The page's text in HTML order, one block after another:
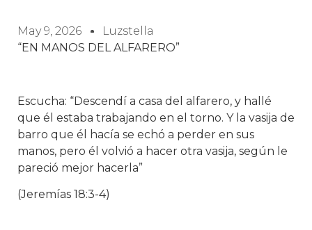
May 9, 2026
Luzstella
“EN MANOS DEL ALFARERO”
Escucha: “Descendí a casa del alfarero, y hallé
que él estaba trabajando en el torno. Y la vasija de
barro que él hacía se echó a perder en sus
manos, pero él volvió a hacer otra vasija, según le
pareció mejor hacerla”
(Jeremías 18:3-4)